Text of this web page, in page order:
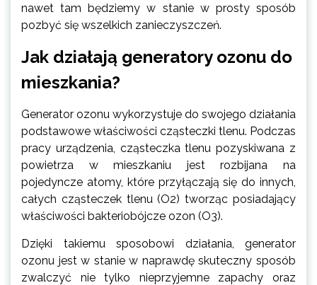
nawet tam będziemy w stanie w prosty sposób
pozbyć się wszelkich zanieczyszczeń.
Jak działają generatory ozonu do
mieszkania?
Generator ozonu wykorzystuje do swojego działania
podstawowe właściwości cząsteczki tlenu. Podczas
pracy urządzenia, cząsteczka tlenu pozyskiwana z
powietrza w mieszkaniu jest rozbijana na
pojedyncze atomy, które przyłączają się do innych,
całych cząsteczek tlenu (O2) tworząc posiadający
właściwości bakteriobójcze ozon (O3).
Dzięki takiemu sposobowi działania, generator
ozonu jest w stanie w naprawdę skuteczny sposób
zwalczyć nie tylko nieprzyjemne zapachy oraz